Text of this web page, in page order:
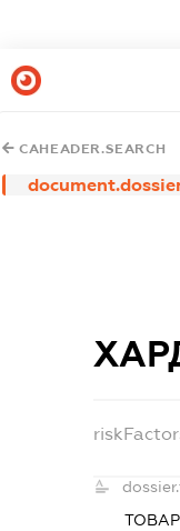
CAHEADER.SEARCH